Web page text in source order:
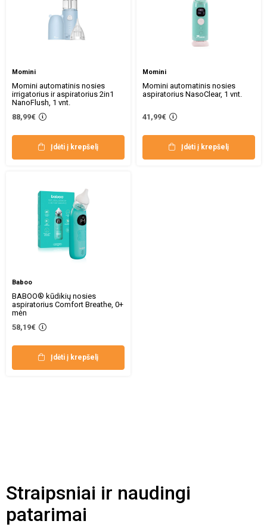
Momini
Momini automatinis nosies
irrigatorius ir aspiratorius 2in1
NanoFlush, 1 vnt.
88,99€
Įdėti į krepšelį
Momini
Momini automatinis nosies
aspiratorius NasoClear, 1 vnt.
41,99€
Įdėti į krepšelį
Baboo
BABOO® kūdikių nosies
aspiratorius Comfort Breathe, 0+
mėn
58,19€
Įdėti į krepšelį
Straipsniai ir naudingi
patarimai